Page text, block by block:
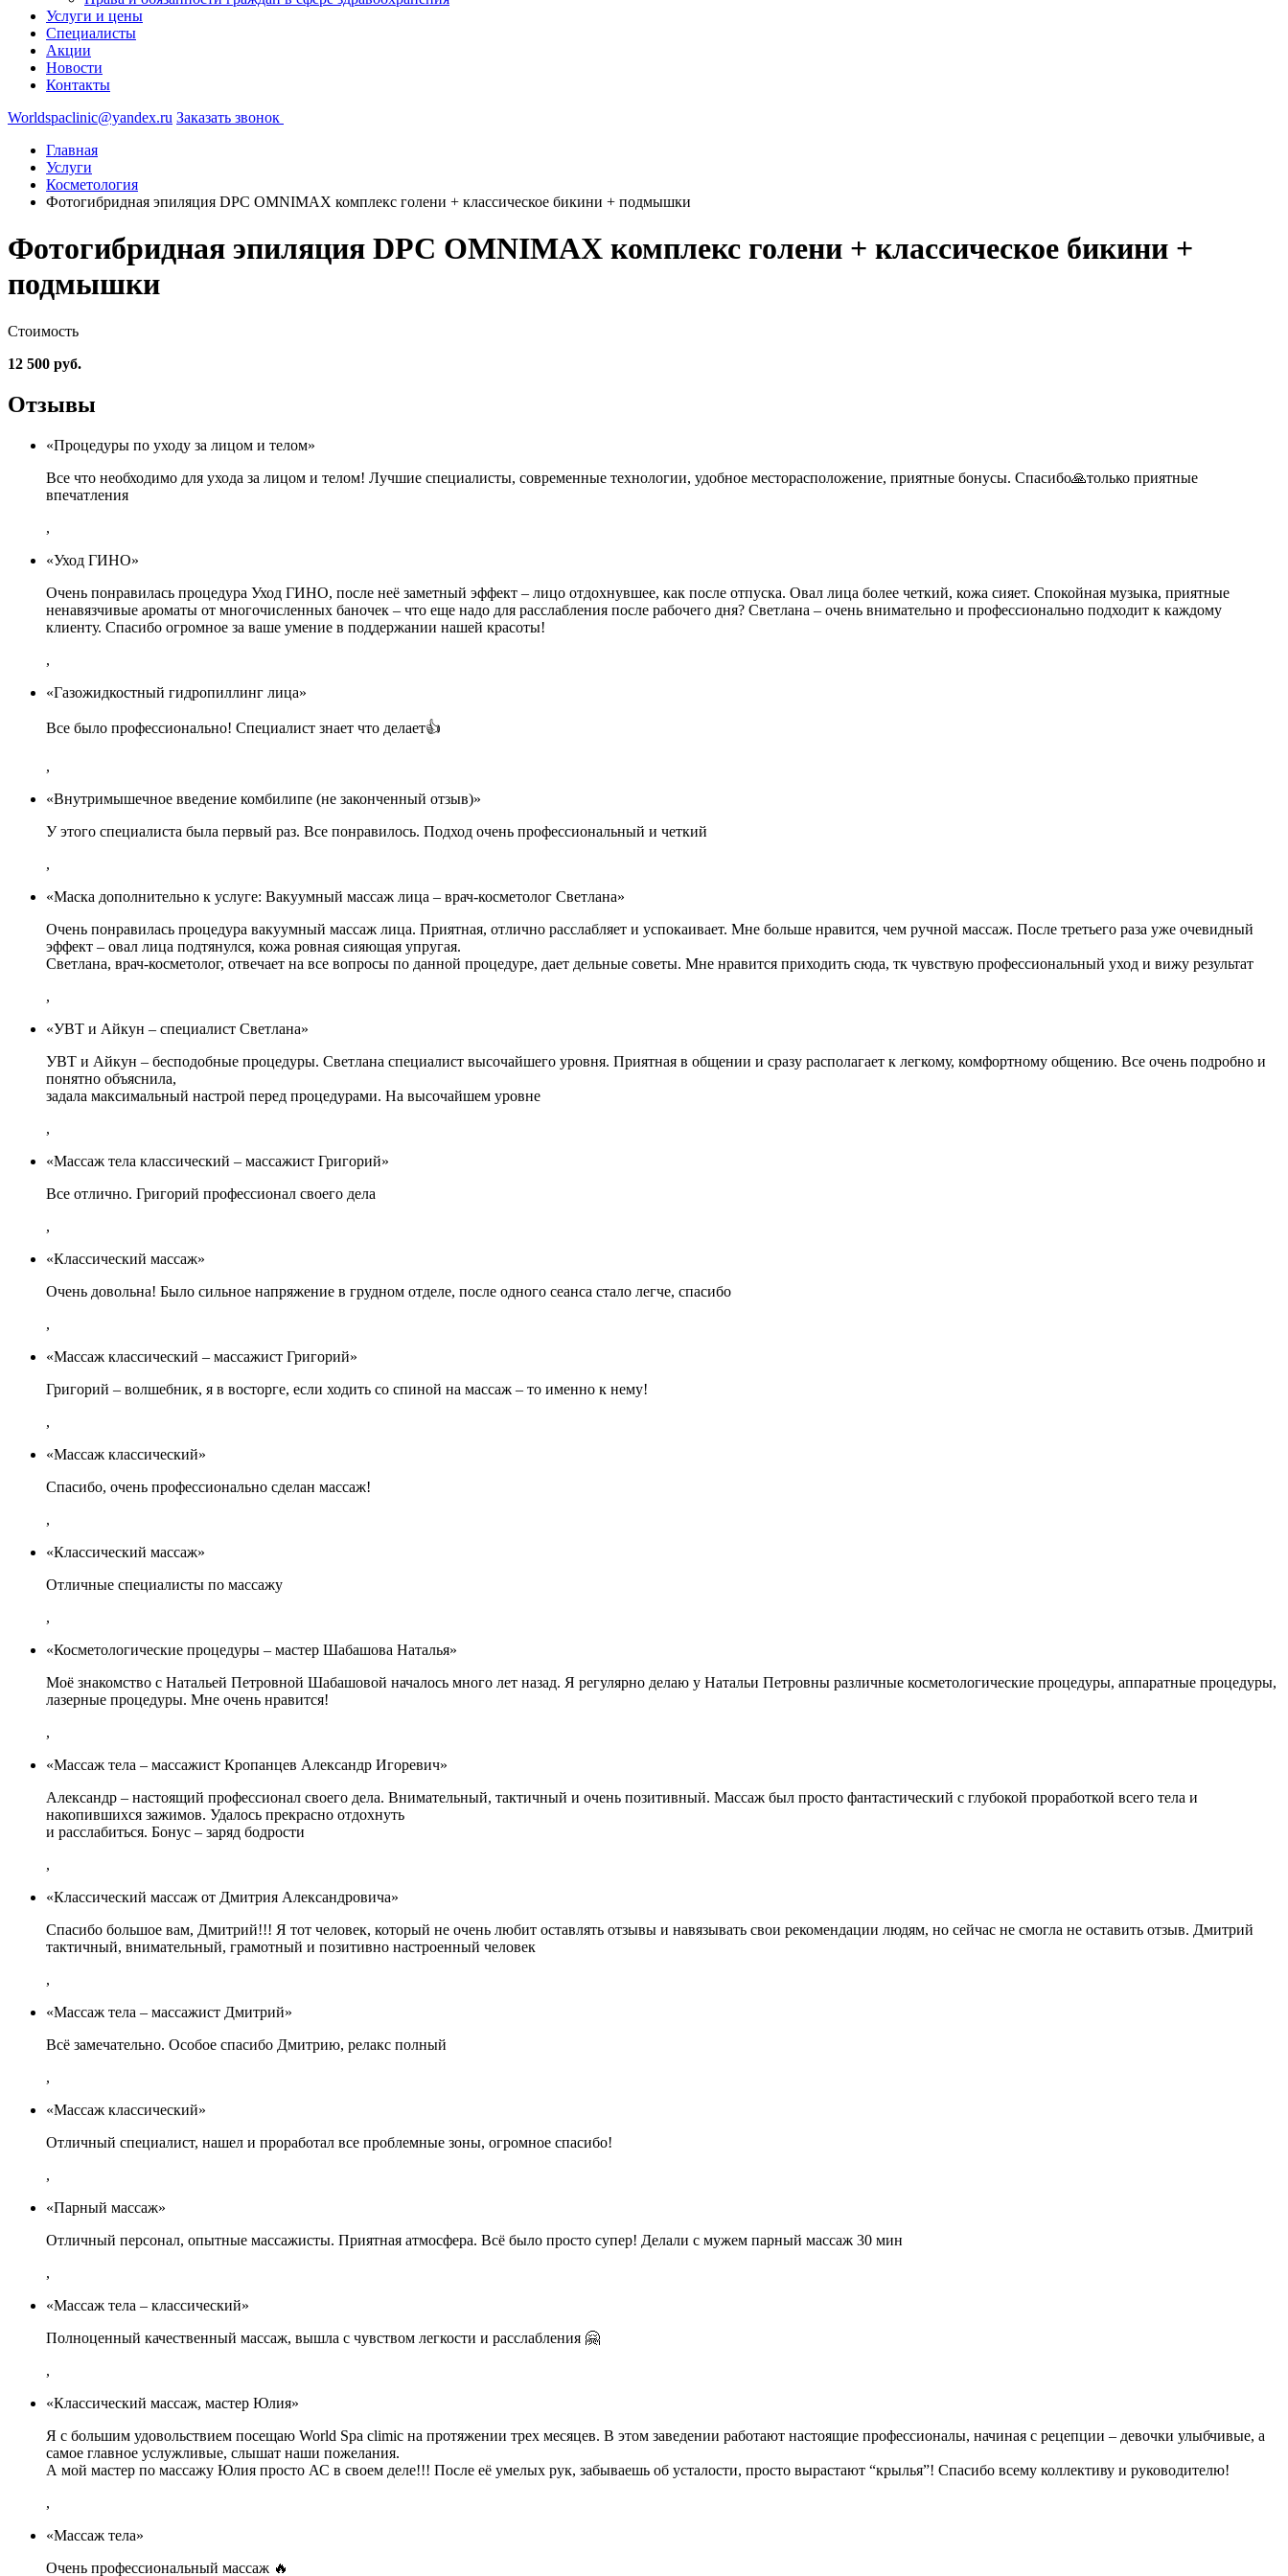
Услуги и цены
Специалисты
Акции
Новости
Контакты
Worldspaclinic@yandex.ru Заказать звонок
Главная
Услуги
Косметология
Фотогибридная эпиляция DPC OMNIMAX комплекс голени + классическое бикини + подмышки
Фотогибридная эпиляция DPC OMNIMAX комплекс голени + классическое бикини +
подмышки
Стоимость
12 500 руб.
Отзывы
«Процедуры по уходу за лицом и телом»
Все что необходимо для ухода за лицом и телом! Лучшие специалисты, современные технологии, удобное месторасположение, приятные бонусы. Спасибо🙏только приятные
впечатления
,
«Уход ГИНО»
Очень понравилась процедура Уход ГИНО, после неё заметный эффект – лицо отдохнувшее, как после отпуска. Овал лица более четкий, кожа сияет. Спокойная музыка, приятные
ненавязчивые ароматы от многочисленных баночек – что еще надо для расслабления после рабочего дня? Светлана – очень внимательно и профессионально подходит к каждому
клиенту. Спасибо огромное за ваше умение в поддержании нашей красоты!
,
«Газожидкостный гидропиллинг лица»
Все было профессионально! Специалист знает что делает👍
,
«Внутримышечное введение комбилипе (не законченный отзыв)»
У этого специалиста была первый раз. Все понравилось. Подход очень профессиональный и четкий
,
«Маска дополнительно к услуге: Вакуумный массаж лица – врач-косметолог Светлана»
Очень понравилась процедура вакуумный массаж лица. Приятная, отлично расслабляет и успокаивает. Мне больше нравится, чем ручной массаж. После третьего раза уже очевидный
эффект – овал лица подтянулся, кожа ровная сияющая упругая.
Светлана, врач-косметолог, отвечает на все вопросы по данной процедуре, дает дельные советы. Мне нравится приходить сюда, тк чувствую профессиональный уход и вижу результат
,
«УВТ и Айкун – специалист Светлана»
УВТ и Айкун – бесподобные процедуры. Светлана специалист высочайшего уровня. Приятная в общении и сразу располагает к легкому, комфортному общению. Все очень подробно и
понятно объяснила,
задала максимальный настрой перед процедурами. На высочайшем уровне
,
«Массаж тела классический – массажист Григорий»
Все отлично. Григорий профессионал своего дела
,
«Классический массаж»
Очень довольна! Было сильное напряжение в грудном отделе, после одного сеанса стало легче, спасибо
,
«Массаж классический – массажист Григорий»
Григорий – волшебник, я в восторге, если ходить со спиной на массаж – то именно к нему!
,
«Массаж классический»
Спасибо, очень профессионально сделан массаж!
,
«Классический массаж»
Отличные специалисты по массажу
,
«Косметологические процедуры – мастер Шабашова Наталья»
Моё знакомство с Натальей Петровной Шабашовой началось много лет назад. Я регулярно делаю у Натальи Петровны различные косметологические процедуры, аппаратные процедуры,
лазерные процедуры. Мне очень нравится!
,
«Массаж тела – массажист Кропанцев Александр Игоревич»
Александр – настоящий профессионал своего дела. Внимательный, тактичный и очень позитивный. Массаж был просто фантастический с глубокой проработкой всего тела и
накопившихся зажимов. Удалось прекрасно отдохнуть
и расслабиться. Бонус – заряд бодрости
,
«Классический массаж от Дмитрия Александровича»
Спасибо большое вам, Дмитрий!!! Я тот человек, который не очень любит оставлять отзывы и навязывать свои рекомендации людям, но сейчас не смогла не оставить отзыв. Дмитрий
тактичный, внимательный, грамотный и позитивно настроенный человек
,
«Массаж тела – массажист Дмитрий»
Всё замечательно. Особое спасибо Дмитрию, релакс полный
,
«Массаж классический»
Отличный специалист, нашел и проработал все проблемные зоны, огромное спасибо!
,
«Парный массаж»
Отличный персонал, опытные массажисты. Приятная атмосфера. Всё было просто супер! Делали с мужем парный массаж 30 мин
,
«Массаж тела – классический»
Полноценный качественный массаж, вышла с чувством легкости и расслабления 🤗
,
«Классический массаж, мастер Юлия»
Я с большим удовольствием посещаю World Spa climic на протяжении трех месяцев. В этом заведении работают настоящие профессионалы, начиная с рецепции – девочки улыбчивые, а
самое главное услужливые, слышат наши пожелания.
А мой мастер по массажу Юлия просто АС в своем деле!!! После её умелых рук, забываешь об усталости, просто вырастают “крылья”! Спасибо всему коллективу и руководителю!
,
«Массаж тела»
Очень профессиональный массаж 🔥